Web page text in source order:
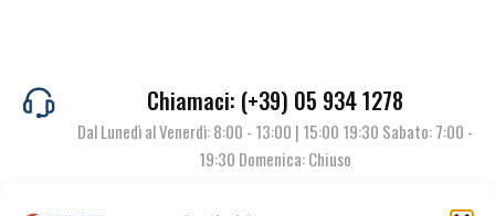
Chiamaci: (+39) 05 934 1278
Dal Lunedì al Venerdì: 8:00 - 13:00 | 15:00 19:30 Sabato: 7:00 -
19:30 Domenica: Chiuso